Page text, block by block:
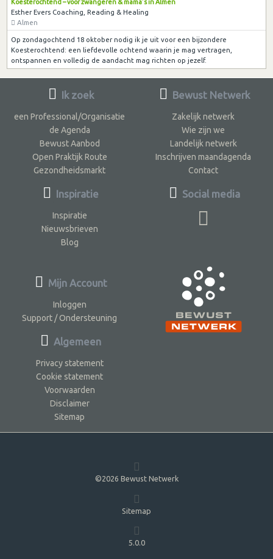
Koesterochtend – voor zwangeren & mama’s in Almen
Esther Evers Coaching, Reading & Healing
Almen
Op zondagochtend 18 oktober nodig ik je uit voor een bijzondere
Koesterochtend: een liefdevolle ochtend waarin je mag vertragen,
ontspannen en volledig de aandacht mag richten op jezelf.
Ik zoek
een Professional/Organisatie
de Agenda
Bewust Aanbod
Open Praktijk Route
Gezondheidsmarkt
Inspiratie
Inspiratie
Nieuwsbrieven
Blog
Bewust Netwerk
Zakelijk netwerk
Wie zijn we
Landelijk netwerk
Inschrijven maandagenda
Contact
Social media
Mijn Account
Inloggen
Support / Ondersteuning
Algemeen
Privacy statement
Cookie statement
Voorwaarden
Disclaimer
Sitemap
©2026 Bewust Netwerk
Sitemap
5.0.0